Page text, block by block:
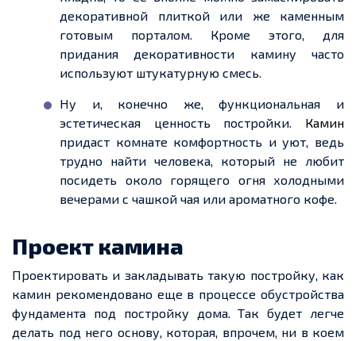
декоративной плиткой или же каменным
готовым порталом. Кроме этого, для
придания декоративности камину часто
используют штукатурную смесь.
Ну и, конечно же, функциональная и
эстетическая ценность постройки. Камин
придаст комнате комфортность и уют, ведь
трудно найти человека, который не любит
посидеть около горящего огня холодными
вечерами с чашкой чая или ароматного кофе.
Проект камина
Проектировать и закладывать такую постройку, как
камин рекомендовано еще в процессе обустройства
фундамента под постройку дома.Так будет легче
делать под него основу, которая, впрочем, ни в коем